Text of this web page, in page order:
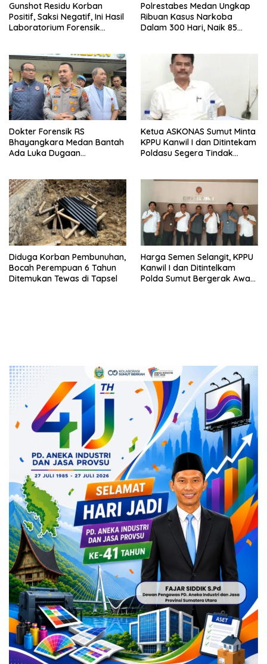
Gunshot Residu Korban
Positif, Saksi Negatif, Ini Hasil
Laboratorium Forensik
Polrestabes Medan Ungkap
Ribuan Kasus Narkoba
Dalam 300 Hari, Naik 85
Dokter Forensik RS
Bhayangkara Medan Bantah
Ada Luka Dugaan
Ketua ASKONAS Sumut Minta
KPPU Kanwil I dan Ditintekam
Poldasu Segera Tindak
Diduga Korban Pembunuhan,
Bocah Perempuan 6 Tahun
Ditemukan Tewas di Tapsel
Harga Semen Selangit, KPPU
Kanwil I dan Ditintelkam
Polda Sumut Bergerak Awasi